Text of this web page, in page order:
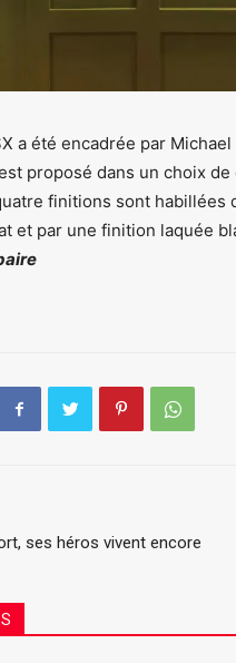
a été encadrée par
proposé dans un choix
finitions sont habillées
et par une finition laquée
ses héros vivent encore